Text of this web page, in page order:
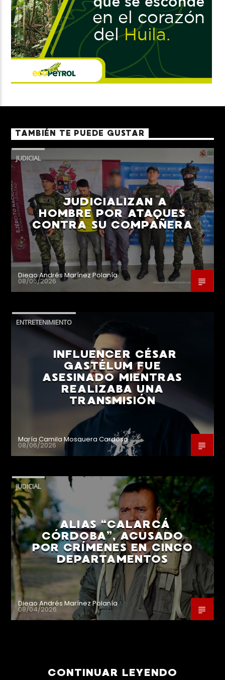
TAMBIÉN TE PUEDE GUSTAR
JUDICIAL
JUDICIALIZAN A
HOMBRE POR ATAQUES
CONTRA SU COMPAÑERA
Diego Andrés Marínez Polanía
08/06/2026
ENTRETENIMIENTO
INFLUENCER CÉSAR
GASTÉLUM FUE
ASESINADO MIENTRAS
REALIZABA UNA
TRANSMISIÓN
María Camila Mosquera Cardoso
08/06/2026
JUDICIAL
ALIAS “CALARCÁ
CÓRDOBA”, ACUSADO
POR CRÍMENES EN CINCO
DEPARTAMENTOS
Diego Andrés Marínez Polanía
08/04/2026
CONTINUAR LEYENDO